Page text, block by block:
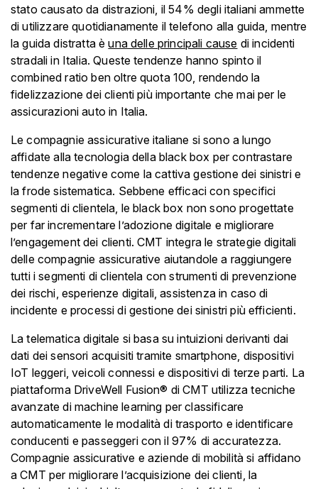
stato causato da distrazioni, il 54% degli italiani ammette
di utilizzare quotidianamente il telefono alla guida, mentre
la guida distratta èuna delle principali cause di incidenti
stradali in Italia. Queste tendenze hanno spinto il
combined ratio ben oltre quota 100, rendendo la
fidelizzazione dei clienti più importante che mai per le
assicurazioni auto in Italia.
Le compagnie assicurative italiane si sono a lungo
affidate alla tecnologia della black box per contrastare
tendenze negative come la cattiva gestione dei sinistri e
la frode sistematica. Sebbene efficaci con specifici
segmenti di clientela, le black box non sono progettate
per far incrementare l’adozione digitale e migliorare
l’engagement dei clienti. CMT integra le strategie digitali
delle compagnie assicurative aiutandole a raggiungere
tutti i segmenti di clientela con strumenti di prevenzione
dei rischi, esperienze digitali, assistenza in caso di
incidente e processi di gestione dei sinistri più efficienti.
La telematica digitale si basa su intuizioni derivanti dai
dati dei sensori acquisiti tramite smartphone, dispositivi
IoT leggeri, veicoli connessi e dispositivi di terze parti. La
piattaforma DriveWell Fusion® di CMT utilizza tecniche
avanzate di machine learning per classificare
automaticamente le modalità di trasporto e identificare
conducenti e passeggeri con il 97% di accuratezza.
Compagnie assicurative e aziende di mobilità si affidano
a CMT per migliorare l’acquisizione dei clienti, la